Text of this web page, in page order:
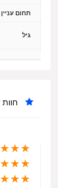
תחום עניין
גיל
★
★
★
★
★
★
★
★
★